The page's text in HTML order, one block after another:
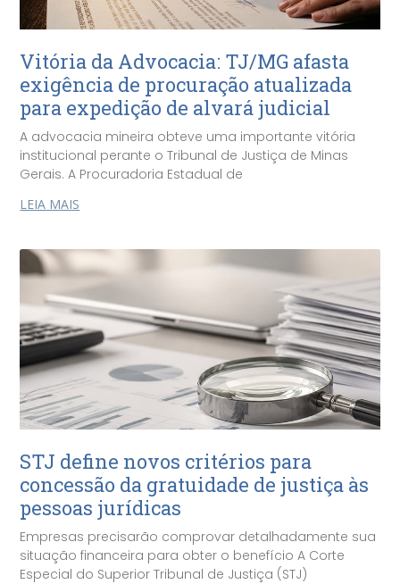
Vitória da Advocacia: TJ/MG afasta
exigência de procuração atualizada
para expedição de alvará judicial
A advocacia mineira obteve uma importante vitória
institucional perante o Tribunal de Justiça de Minas
Gerais. A Procuradoria Estadual de
LEIA MAIS
STJ define novos critérios para
concessão da gratuidade de justiça às
pessoas jurídicas
Empresas precisarão comprovar detalhadamente sua
situação financeira para obter o benefício A Corte
Especial do Superior Tribunal de Justiça (STJ)